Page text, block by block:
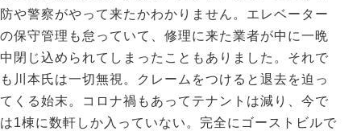
防や警察がやって来たかわかりません。エレベーター
の保守管理も怠っていて、修理に来た業者が中に一晩
中閉じ込められてしまったこともありました。それで
も川本氏は一切無視。クレームをつけると退去を迫っ
てくる始末。コロナ禍もあってテナントは減り、今で
は1棟に数軒しか入っていない。完全にゴーストビルで